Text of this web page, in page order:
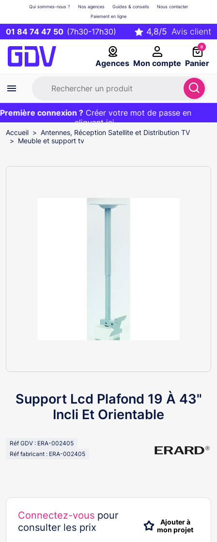
01 84 74 47 50 (7h30-17h30)
Agences Mon compte
Qui sommes-nous ? Nos agences Guides & conseils
Nous contacter
Paiement en ligne
0
Panier
Première commande ?20€ OFFERT sur votre panier
et livraison 24/48h gratuite avec le codeBIENVENUE
connexion ? Créer votre mot de passe en
cliquant ici
EXCLU WEB :
Accueil
Antennes, Réception Satellite et Distribution TV
Meuble et support tv
Support Lcd Plafond 19 À 43"
Incli Et Orientable
Réf GDV : ERA-002405
Réf fabricant : ERA-002405
Connectez-vous pour
consulter les prix
Ajouter à
mon projet